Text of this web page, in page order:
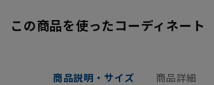
この商品を使ったコーディネート
商品説明・サイズ 商品詳細